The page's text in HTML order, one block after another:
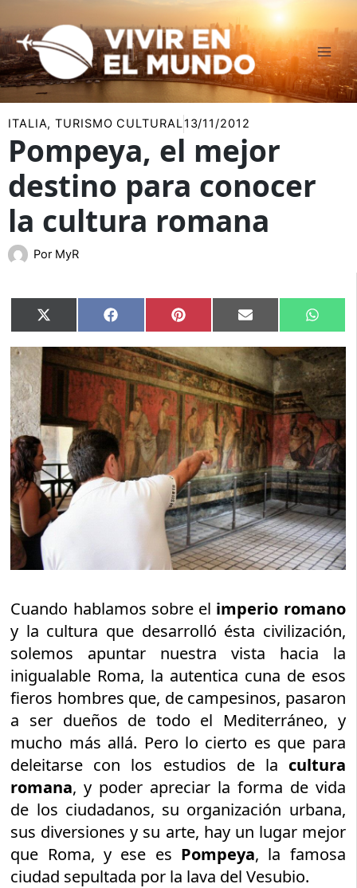
al
contenido
ITALIA,TURISMO CULTURAL13/11/2012
Pompeya, el mejor
destino para conocer
la cultura romana
Por MyR
Compartir
en
X
(Twitter)
Compartir
en
Facebook Compartir
en
Pinterest Compartir
en
Email
en
Cuando hablamos sobre el imperio romano
y la cultura que desarrolló ésta civilización,
solemos apuntar nuestra vista hacia la
inigualable Roma, la autentica cuna de esos
fieros hombres que, de campesinos, pasaron
a ser dueños de todo el Mediterráneo, y
mucho más allá. Pero lo cierto es que para
deleitarse con los estudios de la cultura
romana, y poder apreciar la forma de vida
de los ciudadanos, su organización urbana,
sus diversiones y su arte, hay un lugar mejor
que Roma, y ese es Pompeya, la famosa
ciudad sepultada por la lava del Vesubio.